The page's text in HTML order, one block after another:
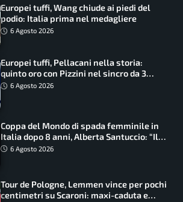
Europei tuffi, Wang chiude ai piedi del
podio: Italia prima nel medagliere
6 Agosto 2026
Europei tuffi, Pellacani nella storia:
quinto oro con Pizzini nel sincro da 3
metri
6 Agosto 2026
Coppa del Mondo di spada femminile in
Italia dopo 8 anni, Alberta Santuccio: “Il
lavoro dà sempre i suoi frutti”
6 Agosto 2026
Tour de Pologne, Lemmen vince per pochi
centimetri su Scaroni: maxi-caduta e